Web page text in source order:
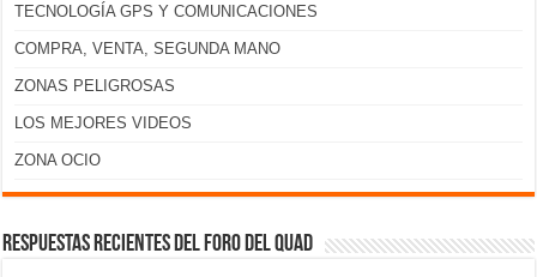
TECNOLOGÍA GPS Y COMUNICACIONES
COMPRA, VENTA, SEGUNDA MANO
ZONAS PELIGROSAS
LOS MEJORES VIDEOS
ZONA OCIO
Respuestas recientes del foro del Quad